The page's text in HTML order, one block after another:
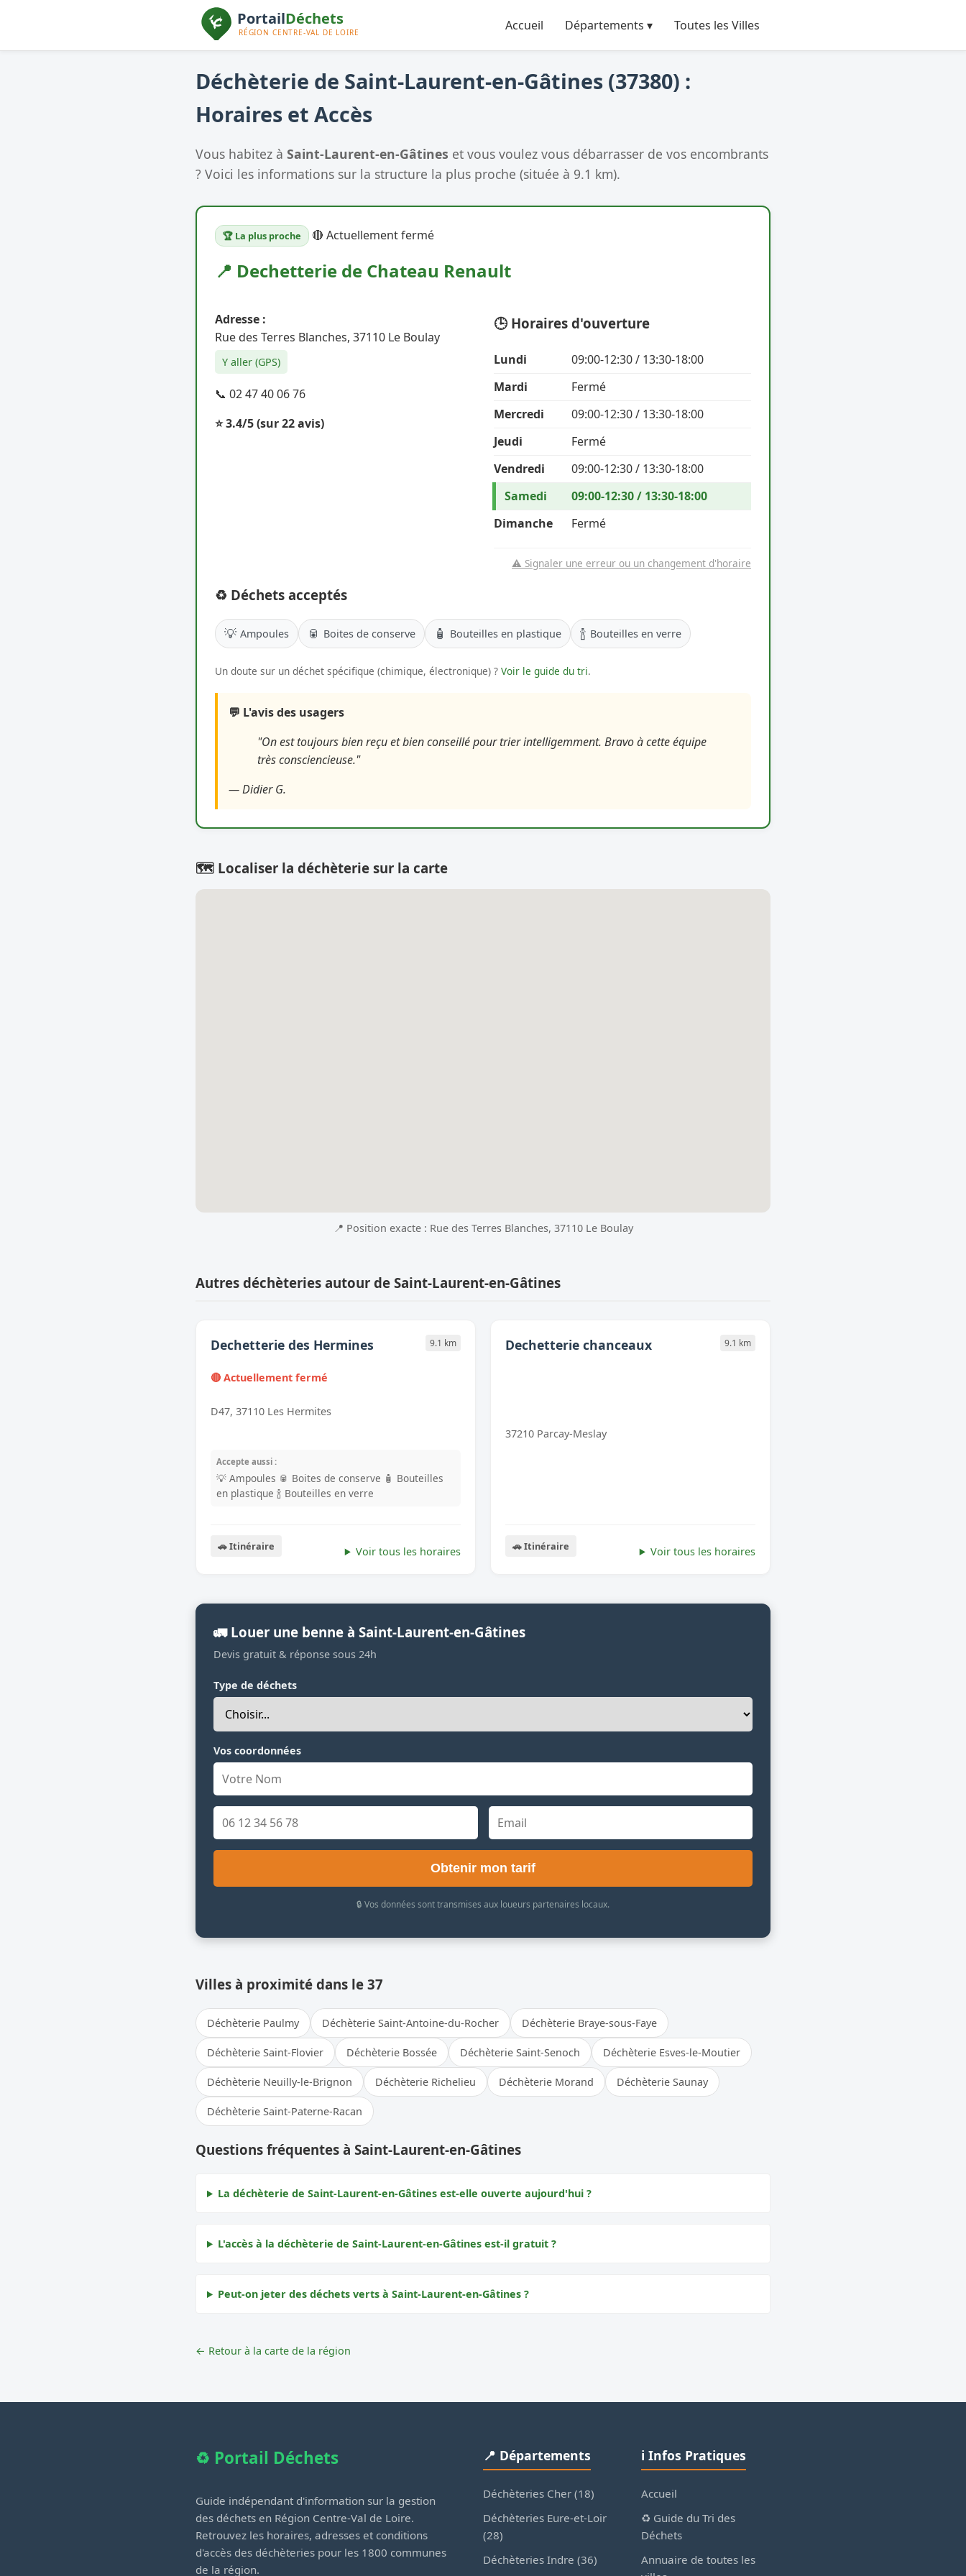
Accueil Départements ▾ Toutes les Villes
Déchèterie de Saint-Laurent-en-Gâtines (37380) :
Horaires et Accès
Vous habitez à Saint-Laurent-en-Gâtines et vous voulez vous débarrasser de vos encombrants
? Voici les informations sur la structure la plus proche (située à 9.1 km).
🏆 La plus proche 🔴 Actuellement fermé
📍 Dechetterie de Chateau Renault
Adresse :
Rue des Terres Blanches, 37110 Le Boulay
Y aller (GPS)
📞 02 47 40 06 76
⭐ 3.4/5(sur 22 avis)
🕒 Horaires d'ouverture
Lundi
09:00-12:30 / 13:30-18:00
Mardi
Fermé
Mercredi
09:00-12:30 / 13:30-18:00
Jeudi
Fermé
Vendredi
09:00-12:30 / 13:30-18:00
Samedi
09:00-12:30 / 13:30-18:00
Dimanche
Fermé
⚠️ Signaler une erreur ou un changement d'horaire
♻️ Déchets acceptés
💡 Ampoules 🥫 Boites de conserve 🧴 Bouteilles en plastique 🍾 Bouteilles en verre
Un doute sur un déchet spécifique (chimique, électronique) ? Voir le guide du tri.
💬 L'avis des usagers
"On est toujours bien reçu et bien conseillé pour trier intelligemment. Bravo à cette équipe
très consciencieuse."
— Didier G.
🗺️ Localiser la déchèterie sur la carte
📍 Position exacte : Rue des Terres Blanches, 37110 Le Boulay
Autres déchèteries autour de Saint-Laurent-en-Gâtines
Dechetterie des Hermines 9.1 km
🔴 Actuellement fermé
D47, 37110 Les Hermites
Accepte aussi :
💡 Ampoules 🥫 Boites de conserve 🧴 Bouteilles
en plastique 🍾 Bouteilles en verre
🚗 Itinéraire Voir tous les horaires
Dechetterie chanceaux 9.1 km
37210 Parcay-Meslay
🚗 Itinéraire Voir tous les horaires
🚛 Louer une benne à Saint-Laurent-en-Gâtines
Devis gratuit & réponse sous 24h
Type de déchets
Vos coordonnées
Obtenir mon tarif
🔒 Vos données sont transmises aux loueurs partenaires locaux.
Villes à proximité dans le 37
Déchèterie Paulmy Déchèterie Saint-Antoine-du-Rocher Déchèterie Braye-sous-Faye
Déchèterie Saint-Flovier Déchèterie Bossée Déchèterie Saint-Senoch Déchèterie Esves-le-Moutier
Déchèterie Neuilly-le-Brignon Déchèterie Richelieu Déchèterie Morand Déchèterie Saunay
Déchèterie Saint-Paterne-Racan
Questions fréquentes à Saint-Laurent-en-Gâtines
La déchèterie de Saint-Laurent-en-Gâtines est-elle ouverte aujourd'hui ?
L'accès à la déchèterie de Saint-Laurent-en-Gâtines est-il gratuit ?
Peut-on jeter des déchets verts à Saint-Laurent-en-Gâtines ?
← Retour à la carte de la région
♻️ Portail Déchets
Guide indépendant d'information sur la gestion
des déchets en Région Centre-Val de Loire.
Retrouvez les horaires, adresses et conditions
d'accès des déchèteries pour les 1800 communes
de la région.
📍 Départements
Déchèteries Cher (18)
Déchèteries Eure-et-Loir
(28)
Déchèteries Indre (36)
ℹ️ Infos Pratiques
Accueil
♻️ Guide du Tri des
Déchets
Annuaire de toutes les